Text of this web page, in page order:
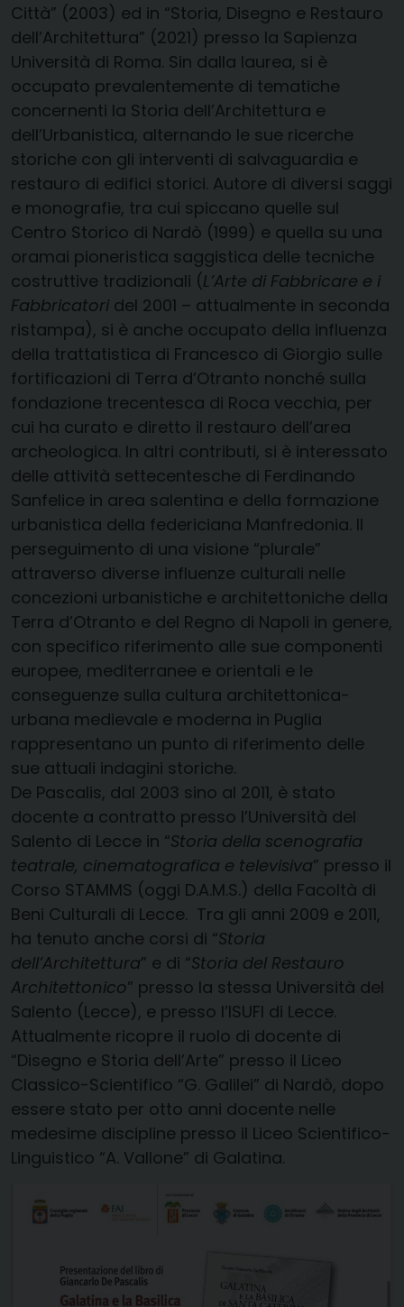
Città” (2003) ed in “Storia, Disegno e Restauro
dell’Architettura” (2021) presso la Sapienza
Università di Roma. Sin dalla laurea, si è
occupato prevalentemente di tematiche
concernenti la Storia dell’Architettura e
dell’Urbanistica, alternando le sue ricerche
storiche con gli interventi di salvaguardia e
restauro di edifici storici. Autore di diversi saggi
e monografie, tra cui spiccano quelle sul
Centro Storico di Nardò (1999) e quella su una
oramai pioneristica saggistica delle tecniche
costruttive tradizionali (L’Arte di Fabbricare e i
Fabbricatori del 2001 – attualmente in seconda
ristampa), si è anche occupato della influenza
della trattatistica di Francesco di Giorgio sulle
fortificazioni di Terra d’Otranto nonché sulla
fondazione trecentesca di Roca vecchia, per
cui ha curato e diretto il restauro dell’area
archeologica. In altri contributi, si è interessato
delle attività settecentesche di Ferdinando
Sanfelice in area salentina e della formazione
urbanistica della federiciana Manfredonia. Il
perseguimento di una visione “plurale”
attraverso diverse influenze culturali nelle
concezioni urbanistiche e architettoniche della
Terra d’Otranto e del Regno di Napoli in genere,
con specifico riferimento alle sue componenti
europee, mediterranee e orientali e le
conseguenze sulla cultura architettonica-
urbana medievale e moderna in Puglia
rappresentano un punto di riferimento delle
sue attuali indagini storiche.
De Pascalis, dal 2003 sino al 2011, è stato
docente a contratto presso l’Università del
Salento di Lecce in “Storia della scenografia
teatrale, cinematografica e televisiva” presso il
Corso STAMMS (oggi D.A.M.S.) della Facoltà di
Beni Culturali di Lecce. Tra gli anni 2009 e 2011,
ha tenuto anche corsi di “Storia
dell’Architettura” e di “Storia del Restauro
Architettonico” presso la stessa Università del
Salento (Lecce), e presso l’ISUFI di Lecce.
Attualmente ricopre il ruolo di docente di
“Disegno e Storia dell’Arte” presso il Liceo
Classico-Scientifico “G. Galilei” di Nardò, dopo
essere stato per otto anni docente nelle
medesime discipline presso il Liceo Scientifico-
Linguistico “A. Vallone” di Galatina.